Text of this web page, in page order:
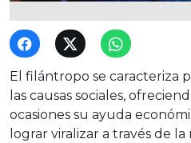
El filántropo se caracteriza
las causas sociales,
ocasiones su ayuda
lograr viralizar a través de la